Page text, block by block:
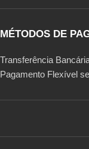
MÉTODOS DE
Transferência
Pagamento Flexível